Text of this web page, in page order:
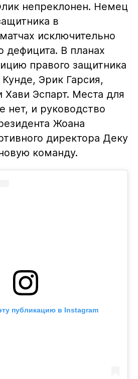
непреклонен. Немец
в
исключительно
дефицита. В планах
правого защитника
Эрик Гарсия,
Хави Эспарт. Места для
нет, и руководство
Жоана
директора Деку
команду.
публикацию в Instagram